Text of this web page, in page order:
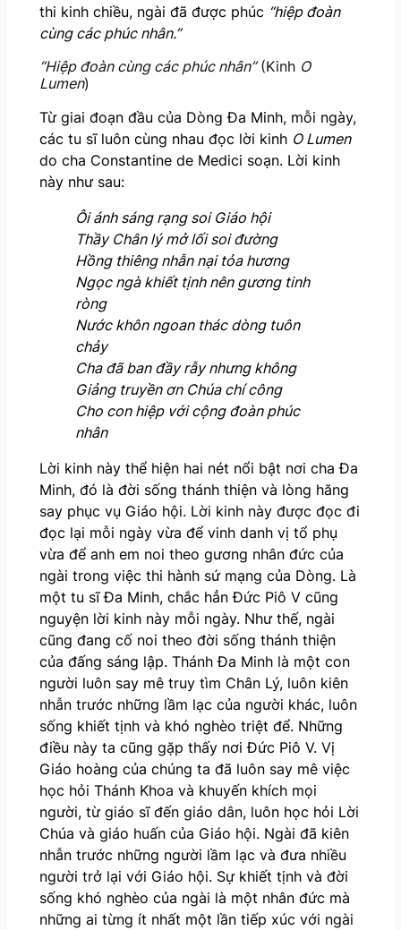
thi kinh chiều, ngài đã được phúc “hiệp đoàn
cùng các phúc nhân.”
“Hiệp đoàn cùng các phúc nhân”(Kinh O
Lumen)
Từ giai đoạn đầu của Dòng Đa Minh, mỗi ngày,
các tu sĩ luôn cùng nhau đọc lời kinh O Lumen
do cha Constantine de Medici soạn. Lời kinh
này như sau:
Ôi ánh sáng rạng soi Giáo hội
Thầy Chân lý mở lối soi đường
Hồng thiêng nhẫn nại tỏa hương
Ngọc ngà khiết tịnh nên gương tinh
ròng
Nước khôn ngoan thác dòng tuôn
chảy
Cha đã ban đầy rẫy nhưng không
Giảng truyền ơn Chúa chí công
Cho con hiệp với cộng đoàn phúc
nhân
Lời kinh này thể hiện hai nét nổi bật nơi cha Đa
Minh, đó là đời sống thánh thiện và lòng hăng
say phục vụ Giáo hội. Lời kinh này được đọc đi
đọc lại mỗi ngày vừa để vinh danh vị tổ phụ
vừa để anh em noi theo gương nhân đức của
ngài trong việc thi hành sứ mạng của Dòng. Là
một tu sĩ Đa Minh, chắc hẳn Đức Piô V cũng
nguyện lời kinh này mỗi ngày. Như thế, ngài
cũng đang cố noi theo đời sống thánh thiện
của đấng sáng lập. Thánh Đa Minh là một con
người luôn say mê truy tìm Chân Lý, luôn kiên
nhẫn trước những lầm lạc của người khác, luôn
sống khiết tịnh và khó nghèo triệt để. Những
điều này ta cũng gặp thấy nơi Đức Piô V. Vị
Giáo hoàng của chúng ta đã luôn say mê việc
học hỏi Thánh Khoa và khuyến khích mọi
người, từ giáo sĩ đến giáo dân, luôn học hỏi Lời
Chúa và giáo huấn của Giáo hội. Ngài đã kiên
nhẫn trước những người lầm lạc và đưa nhiều
người trở lại với Giáo hội. Sự khiết tịnh và đời
sống khó nghèo của ngài là một nhân đức mà
những ai từng ít nhất một lần tiếp xúc với ngài